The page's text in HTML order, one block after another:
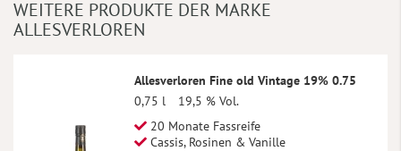
WEITERE PRODUKTE DER MARKE
ALLESVERLOREN
Allesverloren Fine old Vintage 19% 0.75
0,75 l
19,5 % Vol.
20 Monate Fassreife
Cassis, Rosinen & Vanille